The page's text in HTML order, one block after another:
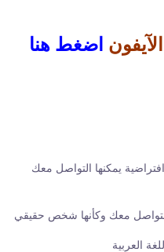
اضغط هنا
يمكنها التواصل معك
معك وكأنها شخص حقيقي
العربية